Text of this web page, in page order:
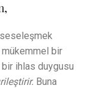
bir
ihlas duygusu
Buna